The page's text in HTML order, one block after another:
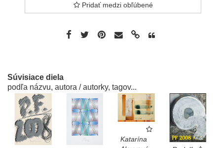
Pridať medzi obľúbené
Súvisiace diela
podľa názvu, autora / autorky, tagov...
Katarína